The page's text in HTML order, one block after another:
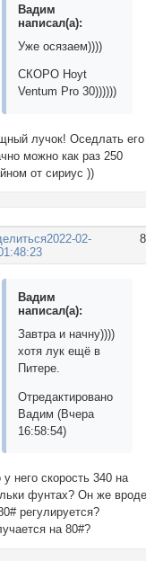
Вадим
написал(а):
Уже осязаем))))
СКОРО Hoyt
Ventum Pro 30))))))
лучок! Оседлать его
можно как раз 250
от сириус ))
2022-02-
Вадим
написал(а):
Завтра и начну))))
хотя лук ещё в
Питере.
Отредактировано
Вадим (Вчера
16:58:54)
у него скорость 340 на
фунтах? Он же
регулируется?
на 80#?